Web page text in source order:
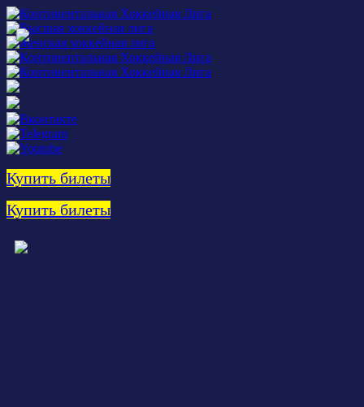
Купить билеты
Купить билеты